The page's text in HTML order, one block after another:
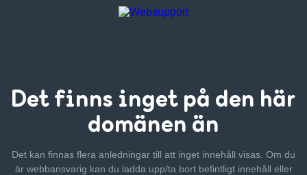
Det finns inget på den här
domänen än
Det kan finnas flera anledningar till att inget innehåll visas. Om du
är webbansvarig kan du ladda upp/ta bort befintligt innehåll eller